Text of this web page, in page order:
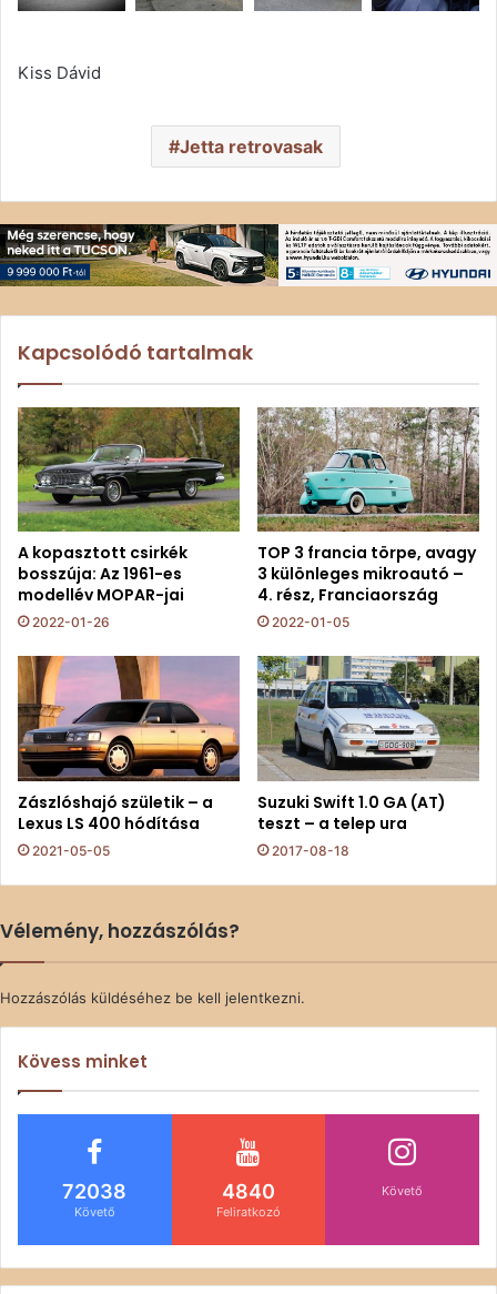
Kiss Dávid
Jetta retrovasak
Kapcsolódó tartalmak
A kopasztott csirkék
bosszúja: Az 1961-es
modellév MOPAR-jai
2022-01-26
TOP 3 francia törpe, avagy
3 különleges mikroautó –
4. rész, Franciaország
2022-01-05
Zászlóshajó születik – a
Lexus LS 400 hódítása
2021-05-05
Suzuki Swift 1.0 GA (AT)
teszt – a telep ura
2017-08-18
Vélemény, hozzászólás?
Hozzászólás küldéséhez be kell jelentkezni.
Kövess minket
72038
Követő
4840
Feliratkozó
Követő